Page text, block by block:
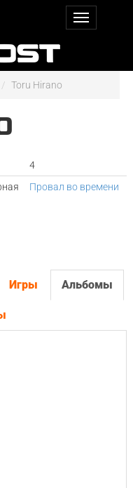
Toru Hirano
4
Провал во времени
Игры Альбомы